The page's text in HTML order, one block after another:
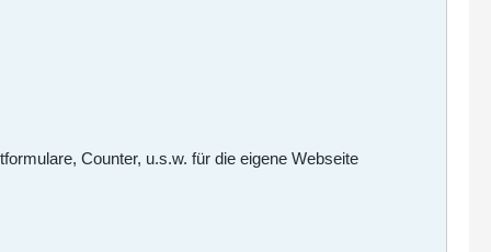
Counter, u.s.w. für die eigene Webseite